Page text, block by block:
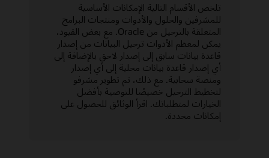
تلخص الأقسام التالية الإمكانات الأساسية
للمشرفين والحلول والأدوات ومنتجات البرامج
المتعلقة بالترحيل من Oracle. مع بعض القيود،
يمكن لمعظم الأدوات ترحيل البيانات من إصدار
قاعدة بيانات سابق إلى إصدار لاحق بالإضافة إلى
أي إصدار قاعدة بيانات محلية إلى أي إصدار
ومنصة سحابية. مع ذلك، تم تطوير مشرفو
لتخطيط الترحيل خصيصًا للتوصية بأفضل
الخيارات لمتطلباتك. اقرأ الوثائق للحصول على
إمكانات محددة.